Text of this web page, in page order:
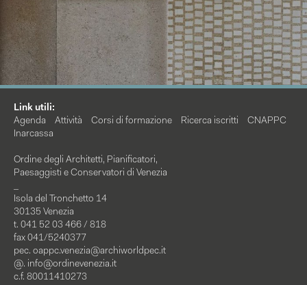
Link utili:
Agenda
Attività Corsi di formazione Ricerca iscritti
CNAPPC
Inarcassa
Ordine degli Architetti, Pianificatori,
Paesaggisti e Conservatori di Venezia
Isola del Tronchetto 14
30135 Venezia
t. 041 52 03 466 / 818
fax 041/5240377
pec. oappc.venezia@archiworldpec.it
@. info@ordinevenezia.it
c.f. 80011410273